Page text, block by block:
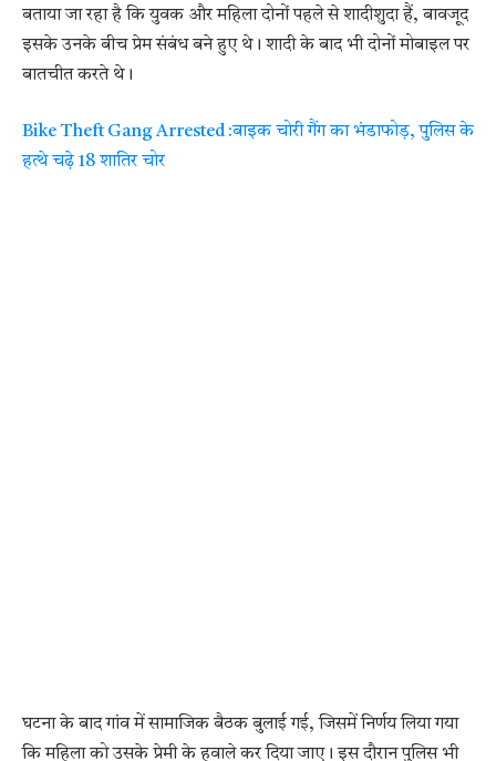
बताया जा रहा है कि युवक और महिला दोनों पहले से शादीशुदा हैं, बावजूद
इसके उनके बीच प्रेम संबंध बने हुए थे। शादी के बाद भी दोनों मोबाइल पर
बातचीत करते थे।
Bike Theft Gang Arrested :बाइक चोरी गैंग का भंडाफोड़, पुलिस के
हत्थे चढ़े 18 शातिर चोर
घटना के बाद गांव में सामाजिक बैठक बुलाई गई, जिसमें निर्णय लिया गया
कि महिला को उसके प्रेमी के हवाले कर दिया जाए। इस दौरान पुलिस भी